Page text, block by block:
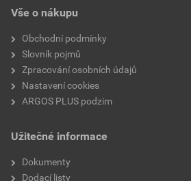
Vše o nákupu
Obchodní podmínky
Slovník pojmů
Zpracování osobních údajů
Nastavení cookies
ARGOS PLUS podzim
Užitečné informace
Dokumenty
Dodací listy